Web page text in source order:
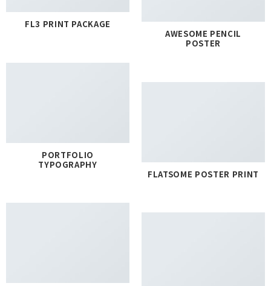
FL3 PRINT PACKAGE
AWESOME PENCIL
POSTER
PORTFOLIO
TYPOGRAPHY
FLATSOME POSTER PRINT